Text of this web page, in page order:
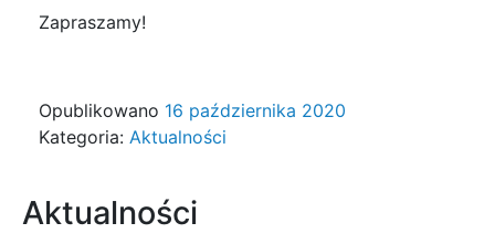
Zapraszamy!
Opublikowano 16 października 2020
Kategoria: Aktualności
Aktualności